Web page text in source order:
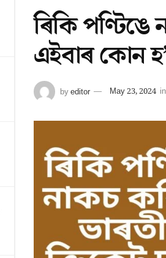
ৰিকি
এইবাৰ কোন
byeditor May 23, 2024 in